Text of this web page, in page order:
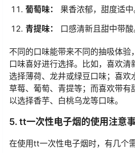
葡萄味：
果香浓郁，甜度适中
青提味：
口感清新且甜中带酸
不同的口味能带来不同的抽吸体验
口味喜好进行选择。比如，喜欢清
选择薄荷、龙井或绿豆口味；喜欢
草莓、葡萄、青提等；而喜欢带有
以选择香芋、白桃乌龙等口味。
5. tt一次性电子烟的使用注意
在使用tt一次性电子烟时，有几个